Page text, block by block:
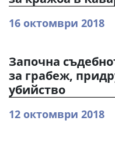
16 октомври 2018
Започна
за грабеж,
убийство
12 октомври 2018